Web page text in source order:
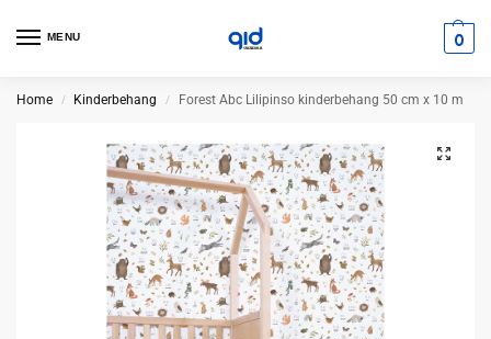
MENU 0
Home / Kinderbehang / Forest Abc Lilipinso kinderbehang 50 cm x 10 m